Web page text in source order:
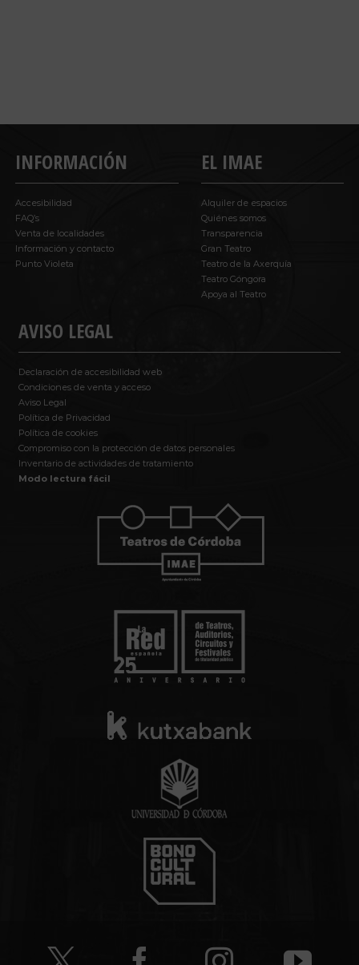
INFORMACIÓN
Accesibilidad
FAQ’s
Venta de localidades
Información y contacto
Punto Violeta
AVISO LEGAL
Declaración de accesibilidad web
Condiciones de venta y acceso
Aviso Legal
Política de Privacidad
Política de cookies
Compromiso con la protección de datos personales
Inventario de actividades de tratamiento
Modo lectura fácil
EL IMAE
Alquiler de espacios
Quiénes somos
Transparencia
Gran Teatro
Teatro de la Axerquía
Teatro Góngora
Apoya al Teatro